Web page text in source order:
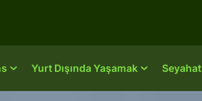
Yurt Dışında Yaşamak Seyahat